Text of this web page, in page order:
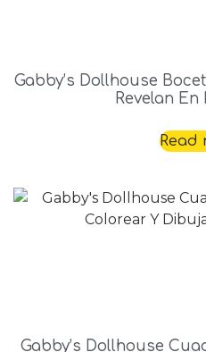
Gabby’s Dollhouse
Revelan En
Read
Gabby’s Dollhouse